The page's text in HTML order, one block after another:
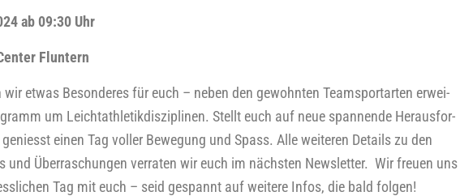
ab 09:30 Uhr
Fluntern
wir etwas Beson­de­res für euch – neben den gewohn­ten Team­sport­ar­ten erwei­
um Leicht­ath­le­tik­dis­zi­pli­nen. Stellt euch auf neue span­nen­de Her­aus­for­
einen Tag vol­ler Bewe­gung und Spass. Alle wei­te­ren Details zu den
und Über­ra­schun­gen ver­ra­ten wir euch im nächs­ten News­let­ter. Wir freu­en uns
Tag mit euch – seid gespannt auf wei­te­re Infos, die bald fol­gen!